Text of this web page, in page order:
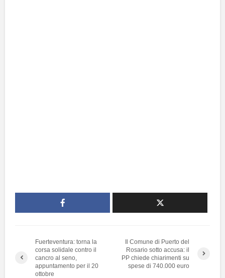
Fuerteventura: torna la
corsa solidale contro il
cancro al seno,
appuntamento per il 20
ottobre
Il Comune di Puerto del
Rosario sotto accusa: il
PP chiede chiarimenti su
spese di 740.000 euro